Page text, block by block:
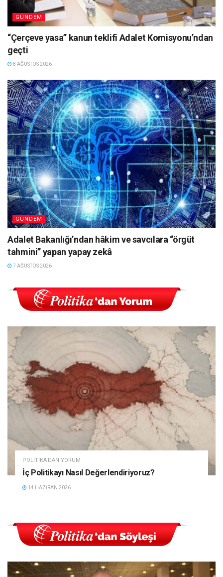
GÜNDEM
“Çerçeve yasa” kanun teklifi Adalet Komisyonu’ndan
geçti
8 AĞUSTOS 2026
GÜNDEM
Adalet Bakanlığı’ndan hâkim ve savcılara “örgüt
tahmini” yapan yapay zekâ
7 AĞUSTOS 2026
POLITIKA'DAN YORUM
İç Politikayı Nasıl Değerlendiriyoruz?
14 HAZIRAN 2026